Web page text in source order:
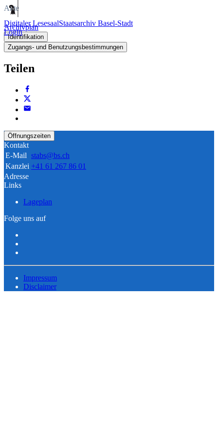
Digitaler LesesaalStaatsarchiv Basel-Stadt
Login
Akte
Archivplan
Identifikation
Zugangs- und Benutzungsbestimmungen
Teilen
Öffnungszeiten
Kontakt
E-Mail stabs@bs.ch
Kanzlei +41 61 267 86 01
Adresse
Links
Lageplan
Folge uns auf
Impressum
Disclaimer